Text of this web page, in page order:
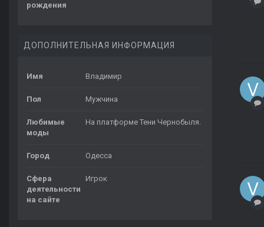
рождения
ДОПОЛНИТЕЛЬНАЯ ИНФОРМАЦИЯ
Имя Владимир
Пол Мужчина
Любимые
моды
На платформе Тени Чернобыля.
Город Одесса
Сфера
деятельности
на сайте
Игрок